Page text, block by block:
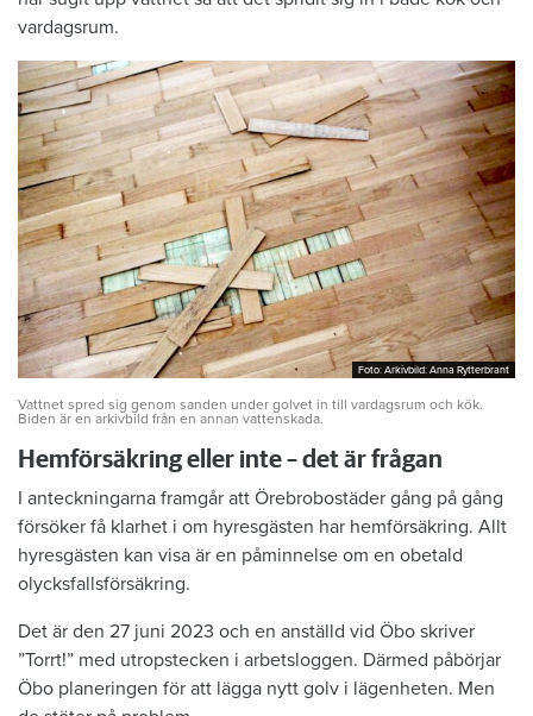
vardagsrum.
Foto: Arkivbild: Anna Rytterbrant
Foto: Arkivbild: Anna Rytterbrant
Vattnet spred sig genom sanden under golvet in till vardagsrum och kök.
Biden är en arkivbild från en annan vattenskada.
Hemförsäkring eller inte – det är frågan
I anteckningarna framgår att Örebrobostäder gång på gång
försöker få klarhet i om hyresgästen har hemförsäkring. Allt
hyresgästen kan visa är en påminnelse om en obetald
olycksfallsförsäkring.
Det är den 27 juni 2023 och en anställd vid Öbo skriver
”Torrt!” med utropstecken i arbetsloggen. Därmed påbörjar
Öbo planeringen för att lägga nytt golv i lägenheten. Men